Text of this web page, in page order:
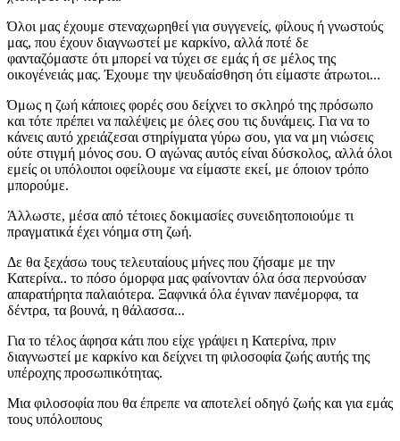
Όλοι μας έχουμε στεναχωρηθεί για συγγενείς, φίλους ή γνωστούς
μας, που έχουν διαγνωστεί με καρκίνο, αλλά ποτέ δε
φανταζόμαστε ότι μπορεί να τύχει σε εμάς ή σε μέλος της
οικογένειάς μας. Έχουμε την ψευδαίσθηση ότι είμαστε άτρωτοι...
Όμως η ζωή κάποιες φορές σου δείχνει το σκληρό της πρόσωπο
και τότε πρέπει να παλέψεις με όλες σου τις δυνάμεις. Για να το
κάνεις αυτό χρειάζεσαι στηρίγματα γύρω σου, για να μη νιώσεις
ούτε στιγμή μόνος σου. Ο αγώνας αυτός είναι δύσκολος, αλλά όλοι
εμείς οι υπόλοιποι οφείλουμε να είμαστε εκεί, με όποιον τρόπο
μπορούμε.
Άλλωστε, μέσα από τέτοιες δοκιμασίες συνειδητοποιούμε τι
πραγματικά έχει νόημα στη ζωή.
Δε θα ξεχάσω τους τελευταίους μήνες που ζήσαμε με την
Κατερίνα.. το πόσο όμορφα μας φαίνονταν όλα όσα περνούσαν
απαρατήρητα παλαιότερα. Ξαφνικά όλα έγιναν πανέμορφα, τα
δέντρα, τα βουνά, η θάλασσα...
Για το τέλος άφησα κάτι που είχε γράψει η Κατερίνα, πριν
διαγνωστεί με καρκίνο και δείχνει τη φιλοσοφία ζωής αυτής της
υπέροχης προσωπικότητας.
Μια φιλοσοφία που θα έπρεπε να αποτελεί οδηγό ζωής και για εμάς
τους υπόλοιπους